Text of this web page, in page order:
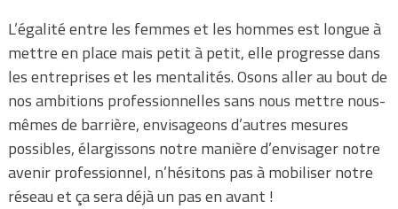
L’égalité entre les femmes et les hommes est longue à
mettre en place mais petit à petit, elle progresse dans
les entreprises et les mentalités. Osons aller au bout de
nos ambitions professionnelles sans nous mettre nous-
mêmes de barrière, envisageons d’autres mesures
possibles, élargissons notre manière d’envisager notre
avenir professionnel, n’hésitons pas à mobiliser notre
réseau et ça sera déjà un pas en avant !